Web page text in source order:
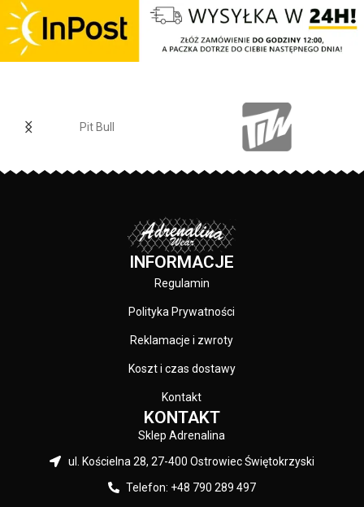
materiału który jest elastyczny,
wytrzymały na uderzenia, oraz ma
właściwości antyalergiczne
– Soczewki polaryzowane TAC o
i pękanie
– Szkła zapewniają 100% ochronę
eliminują 99% odblasków
okularach mają idealną
przejrzystość oraz zapewniają
pełny komfort widzenia
– Dzięki warstwom ochronnym
szkła zachowują stabilność, nie
– Specjalna powłoka REVO o
chroni wzrok przed skutkami
ultrafioletowego oraz ogranicza
ilość ciepła dopływającą do
gwarantują wysoki kontrast, jak
również precyzyjne
odwzorowanie wszystkich barw.
właściwości antyalergiczne
– Soczewki polaryzowane TAC o
grubości ponad 1mm dodatkowo
chronione specjalną warstwą
– Szkła zapewniają 100% ochronę
przed promieniowaniem UV oraz
eliminują 99% odblasków
świetlnych
– Soczewki zastosowane w
– Dzięki warstwom ochronnym
szkła zachowują stabilność, nie
kurczą się oraz nie ulegają
wielowarstwowej strukturze, która
oddziaływania promieniowania
ultrafioletowego oraz ogranicza
– Okulary z powłoką REVO
gwarantują wysoki kontrast, jak
odwzorowanie wszystkich barw.
nadruk na lewej soczewce
Pit Bull
INFORMACJE
Regulamin
Polityka Prywatności
Reklamacje i zwroty
Koszt i czas dostawy
Kontakt
KONTAKT
Sklep Adrenalina
ul. Kościelna 28, 27-400 Ostrowiec Świętokrzyski
Telefon: +48 790 289 497